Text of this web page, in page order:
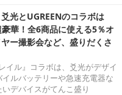
光とUGREENのコラボは
豪華！全6商品に使える5％オ
ー撮影会など、盛りだくさ
イル』コラボは、爻光がデザイ
ルバッテリーや急速充電器な
デバイスがてんこ盛り